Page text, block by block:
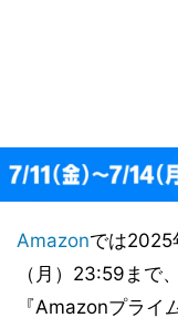
Amazonでは2025
（月）23:59まで
『Amazonプライ